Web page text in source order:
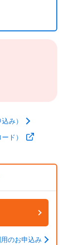
み）
ド）
のお申込み